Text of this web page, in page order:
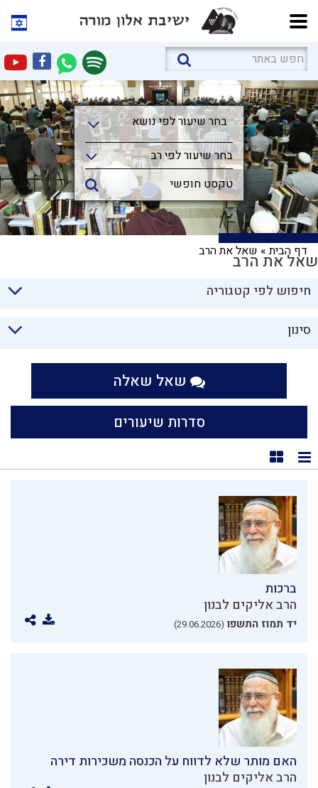
בחר שיעור לפי נושא
בחר שיעור לפי נושא
בחר שיעור לפי רב
דף הבית» שאל את הרבשאל את הרב
חיפוש לפי קטגוריה
סינון
שאל שאלה
סדרות שיעורים
תצוגת רשימה
תצוגת קוביות
ברכות
הרב אליקים לבנון
יד תמוז התשפו (29.06.2026)
האם מותר שלא לדווח על הכנסה משכירות דירה
הרב אליקים לבנון